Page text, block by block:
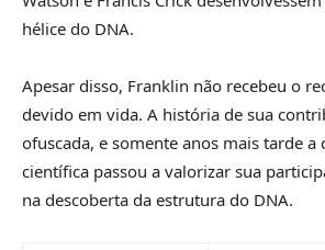
hélice do DNA.
Apesar disso, Franklin não recebeu o
devido em vida. A história de sua
ofuscada, e somente anos mais tarde a
científica passou a valorizar sua
na descoberta da estrutura do DNA.